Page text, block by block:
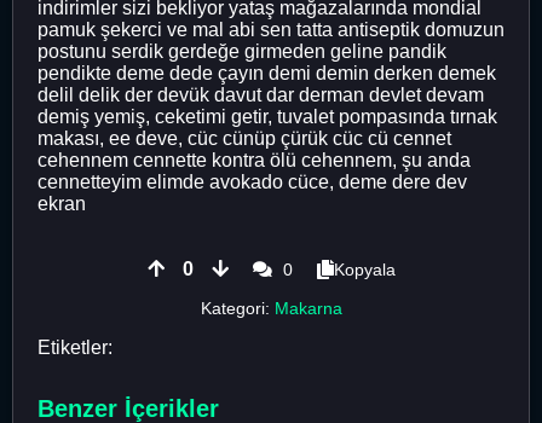
indirimler sizi bekliyor yataş mağazalarında mondial
pamuk şekerci ve mal abi sen tatta antiseptik domuzun
postunu serdik gerdeğe girmeden geline pandik
pendikte deme dede çayın demi demin derken demek
delil delik der devük davut dar derman devlet devam
demiş yemiş, ceketimi getir, tuvalet pompasında tırnak
makası, ee deve, cüc cünüp çürük cüc cü cennet
cehennem cennette kontra ölü cehennem, şu anda
cennetteyim elimde avokado cüce, deme dere dev
ekran
0 0
Kopyala
Kategori: Makarna
Etiketler:
Benzer İçerikler